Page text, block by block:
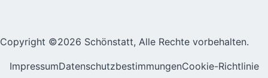
Copyright ©2026 Schönstatt, Alle Rechte vorbehalten.
ImpressumDatenschutzbestimmungenCookie-Richtlinie